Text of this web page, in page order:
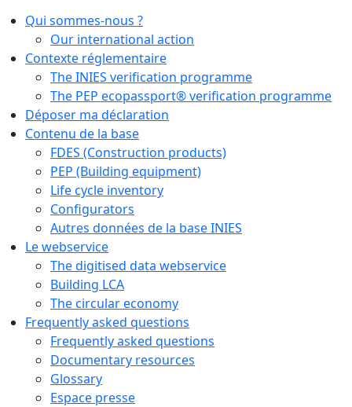
Qui sommes-nous ?
Our international action
Contexte réglementaire
The INIES verification programme
The PEP ecopassport® verification programme
Déposer ma déclaration
Contenu de la base
FDES (Construction products)
PEP (Building equipment)
Life cycle inventory
Configurators
Autres données de la base INIES
Le webservice
The digitised data webservice
Building LCA
The circular economy
Frequently asked questions
Frequently asked questions
Documentary resources
Glossary
Espace presse